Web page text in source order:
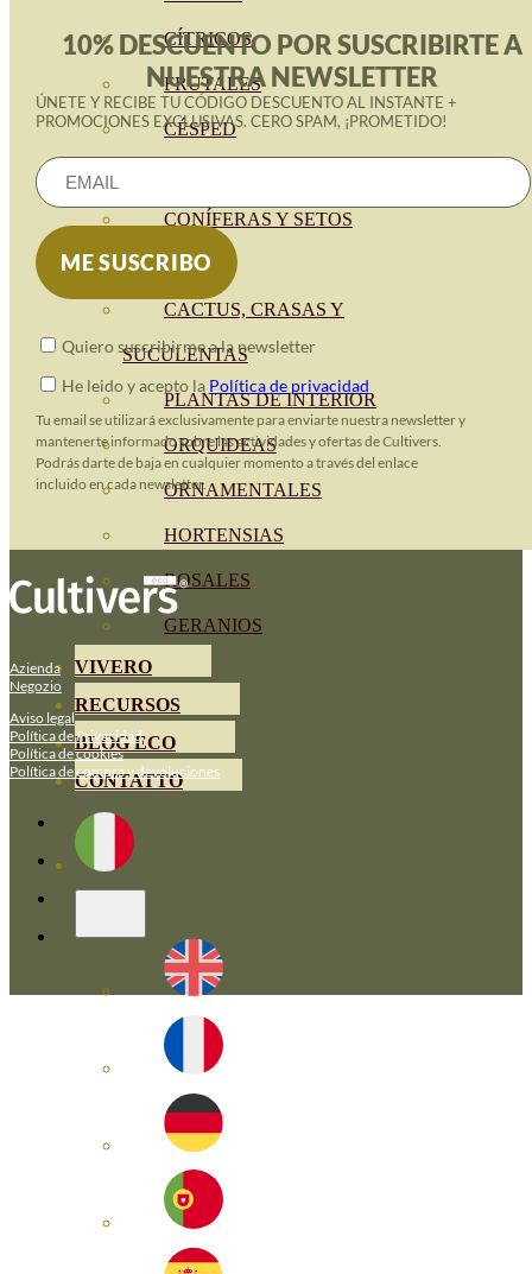
CÍTRICOS
FRUTALES
CÉSPED
CONÍFERAS Y SETOS
OLIVO
CACTUS, CRASAS Y
SUCULENTAS
PLANTAS DE INTERIOR
ORQUIDEAS
ORNAMENTALES
HORTENSIAS
ROSALES
GERANIOS
VIVERO
RECURSOS
BLOG ECO
CONTATTO
10% DESCUENTO POR SUSCRIBIRTE A
NUESTRA NEWSLETTER
ÚNETE Y RECIBE TU CÓDIGO DESCUENTO AL INSTANTE +
PROMOCIONES EXCLUSIVAS. CERO SPAM, ¡PROMETIDO!
Quiero suscribirme a la newsletter
He leido y acepto la Política de privacidad
Tu email se utilizará exclusivamente para enviarte nuestra newsletter y
mantenerte informado sobre las actividades y ofertas de Cultivers.
Podrás darte de baja en cualquier momento a través del enlace
incluido en cada newsletter.
Azienda
Negozio
Aviso legal
Política de Privacidad
Política de cookies
Política de compra y devoluciones